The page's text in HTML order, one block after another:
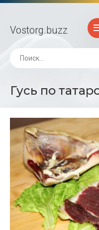
Vostorg.buzz
Гусь по